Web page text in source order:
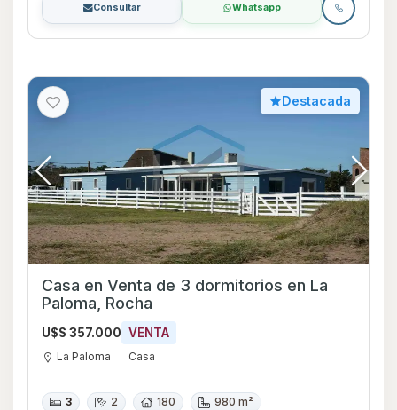
Consultar Whatsapp
Destacada
Casa en Venta de 3 dormitorios en La
Paloma, Rocha
U$S 357.000 VENTA
La Paloma Casa
3 2 180 980 m²